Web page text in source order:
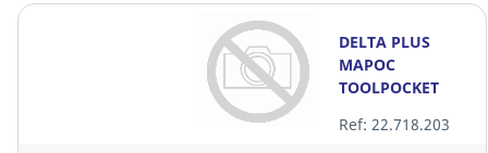
DELTA PLUS
MAPOC
TOOLPOCKET
Ref: 22.718.203